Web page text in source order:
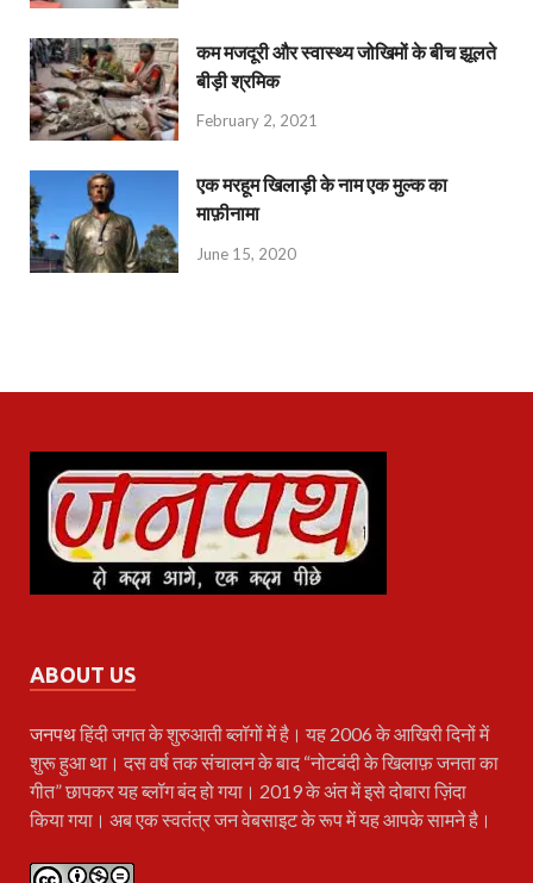
कम मजदूरी और स्वास्थ्य जोखिमों के बीच झूलते
बीड़ी श्रमिक
February 2, 2021
एक मरहूम खिलाड़ी के नाम एक मुल्क का
माफ़ीनामा
June 15, 2020
ABOUT US
जनपथहिंदी जगत के शुरुआती ब्लॉगों में है। यह 2006 के आखिरी दिनों में
शुरू हुआ था। दस वर्ष तक संचालन के बाद “नोटबंदी के खिलाफ़ जनता का
गीत” छापकर यह ब्लॉग बंद हो गया। 2019 के अंत में इसे दोबारा ज़िंदा
किया गया। अब एक स्वतंत्र जन वेबसाइट के रूप में यह आपके सामने है।